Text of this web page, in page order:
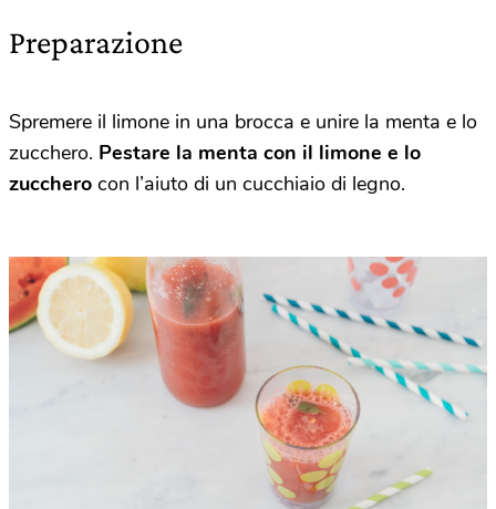
Preparazione
Spremere il limone in una brocca e unire la menta e lo
zucchero. Pestare la menta con il limone e lo
zucchero con l’aiuto di un cucchiaio di legno.